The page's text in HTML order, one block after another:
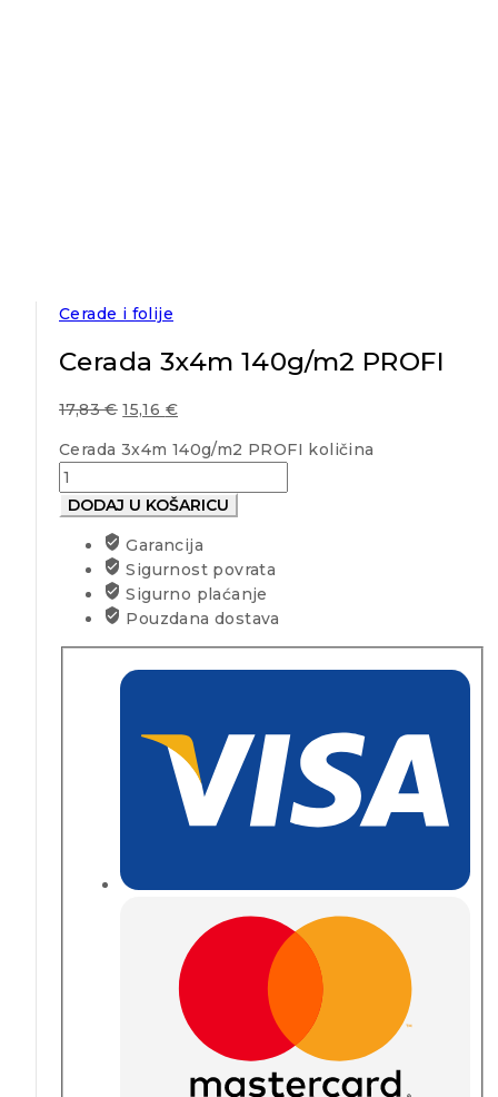
Cerade i folije
Cerada 3x4m 140g/m2 PROFI
17,83€ 15,16 €
Cerada 3x4m 140g/m2 PROFI količina
DODAJ U KOŠARICU
Garancija
Sigurnost povrata
Sigurno plaćanje
Pouzdana dostava